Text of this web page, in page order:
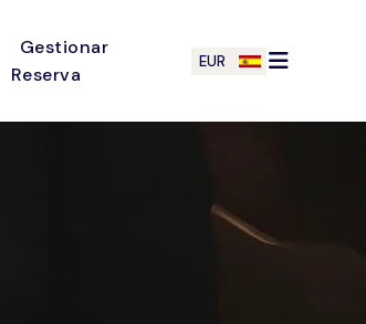
Gestionar
Reserva
EUR